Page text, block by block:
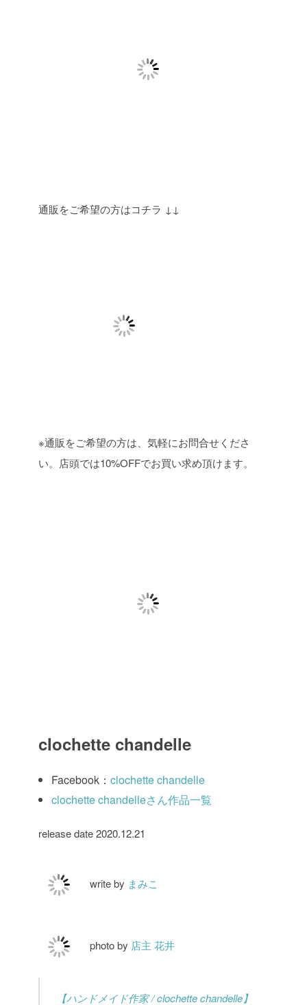
通販をご希望の方はコチラ ↓↓
※通販をご希望の方は、気軽にお問合せくださ
い。店頭では10%OFFでお買い求め頂けます。
clochette chandelle
Facebook： clochette chandelle
clochette chandelleさん作品一覧
release date 2020.12.21
write by まみこ
photo by 店主 花井
【ハンドメイド作家 / clochette chandelle】